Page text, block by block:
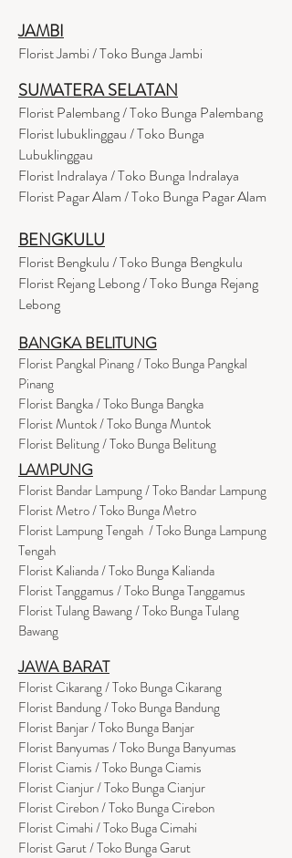
JAMBI
Florist Jambi / Toko Bunga Jambi
SUMATERA SELATAN
Florist Palembang / Toko Bunga Palembang
Florist lubuklinggau / Toko Bunga
Lubuklinggau
Florist Indralaya / Toko Bunga Indralaya
Florist Pagar Alam / Toko Bunga Pagar Alam
BENGKULU
Florist Bengkulu / Toko Bunga Bengkulu
Florist Rejang Lebong / Toko Bunga Rejang
Lebong
BANGKA BELITUNG
Florist Pangkal Pinang / Toko Bunga Pangkal
Pinang
Florist Bangka / Toko Bunga Bangka
Florist Muntok / Toko Bunga Muntok
Florist Belitung / Toko Bunga Belitung
LAMPUNG
Florist Bandar Lampung / Toko Bandar Lampung
Florist Metro / Toko Bunga Metro
Florist Lampung Tengah / Toko Bunga Lampung
Tengah
Florist Kalianda / Toko Bunga Kalianda
Florist Tanggamus / Toko Bunga Tanggamus
Florist Tulang Bawang / Toko Bunga Tulang
Bawang
JAWA BARAT
Florist Cikarang/ Toko Bunga Cikarang
Florist Bandung / Toko Bunga Bandung
Florist Banjar / Toko Bunga Banjar
Florist Banyumas / Toko Bunga Banyumas
Florist Ciamis / Toko Bunga Ciamis
Florist Cianjur / Toko Bunga Cianjur
Florist Cirebon / Toko Bunga Cirebon
Florist Cimahi / Toko Buga Cimahi
Florist Garut / Toko Bunga Garut